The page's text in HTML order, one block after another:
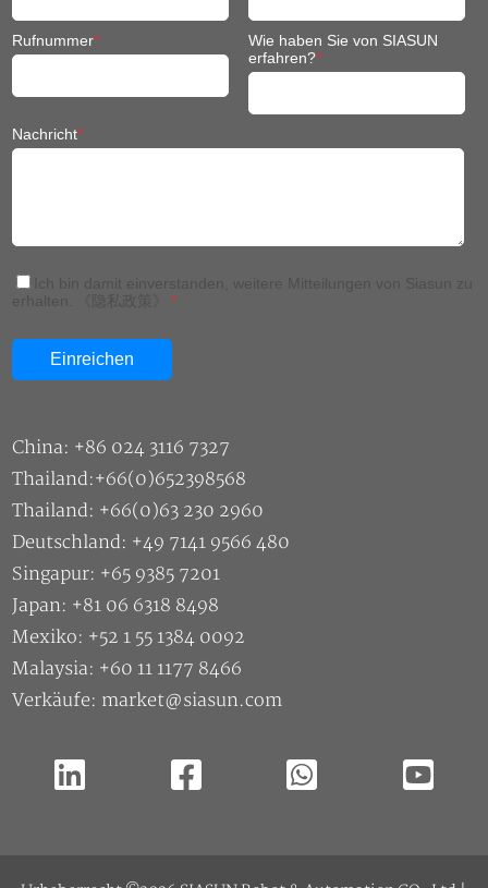
Rufnummer*
Wie haben Sie von SIASUN
erfahren?*
Nachricht*
*
China: +86 024 3116 7327
Thailand:+66(0)652398568
Thailand: +66(0)63 230 2960
Deutschland: +49 7141 9566 480
Singapur: +65 9385 7201
Japan: +81 06 6318 8498
Mexiko: +52 1 55 1384 0092
Malaysia: +60 11 1177 8466
Verkäufe: market@siasun.com